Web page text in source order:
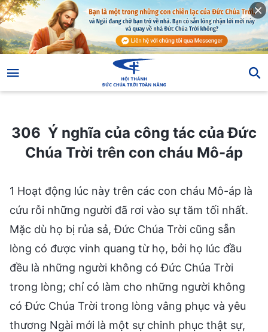
306 Ý nghĩa của công tác của Đức
Chúa Trời trên con cháu Mô-áp
1 Hoạt động lúc này trên các con cháu Mô-áp là
cứu rỗi những người đã rơi vào sự tăm tối nhất.
Mặc dù họ bị rủa sả, Đức Chúa Trời cũng sẵn
lòng có được vinh quang từ họ, bởi họ lúc đầu
đều là những người không có Đức Chúa Trời
trong lòng; chỉ có làm cho những người không
có Đức Chúa Trời trong lòng vâng phục và yêu
thương Ngài mới là một sự chinh phục thật sự,